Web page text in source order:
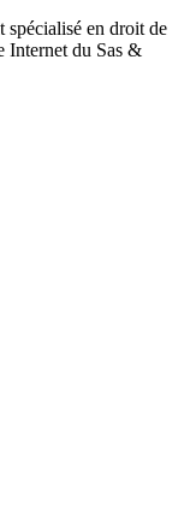
spécialisé en droit de
Internet du Sas &